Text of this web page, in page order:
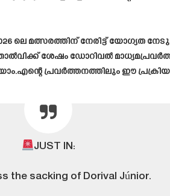
മത്സരത്തിന് നേരിട്ട് യോഗ്യത
തോൽവിക്ക് ശേഷം ഡോറിവൽ
പ്രവർത്തനത്തിലും ഈ
JUST IN:
the sacking of Dorival Júnior.